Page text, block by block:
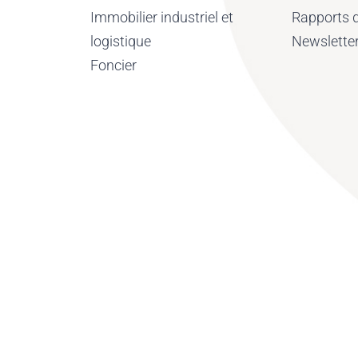
Immobilier industriel et
logistique
Foncier
Rapports